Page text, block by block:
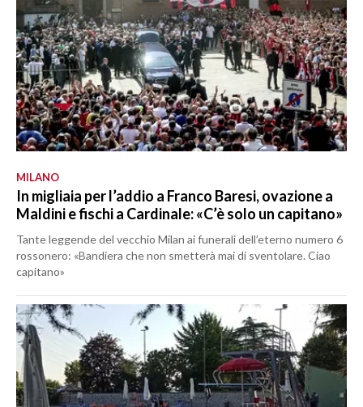
MILANO
In migliaia per l’addio a Franco Baresi, ovazione a
Maldini e fischi a Cardinale: «C’è solo un capitano»
Tante leggende del vecchio Milan ai funerali dell’eterno numero 6
rossonero: «Bandiera che non smetterà mai di sventolare. Ciao
capitano»